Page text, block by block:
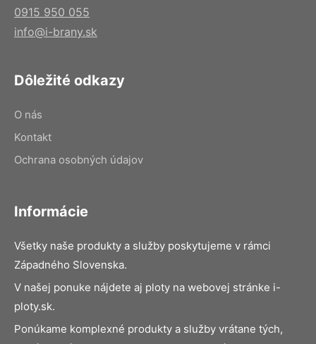
0915 950 055
info@i-brany.sk
Dôležité odkazy
O nás
Kontakt
Ochrana osobných údajov
Informácie
Všetky naše produkty a služby poskytujeme v rámci
Západného Slovenska.
V našej ponuke nájdete aj ploty na webovej stránke i-
ploty.sk.
Ponúkame komplexné produkty a služby vrátane tých,